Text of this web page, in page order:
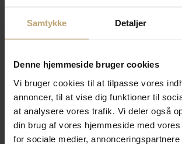
Samtykke Detaljer
Denne hjemmeside bruger cookies
Vi bruger cookies til at tilpasse vores
annoncer, til at vise dig funktioner til
at analysere vores trafik. Vi deler også
din brug af vores hjemmeside med
for sociale medier, annonceringspartnere
Ønskeskyen